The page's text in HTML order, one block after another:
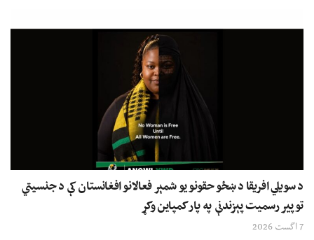
د سویلي افریقا د ښځو حقونو یو شمېر فعالانو افغانستان کې د جنسیتي
توپیر رسمیت پېزندنې په پار کمپاین وکړ
7 اگست 2026